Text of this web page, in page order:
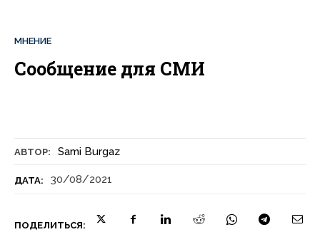
АВТОР: Sami Burgaz
ДАТА: 30/08/2021
ПОДЕЛИТЬСЯ:
МНЕНИЕ
Сообщение для СМИ